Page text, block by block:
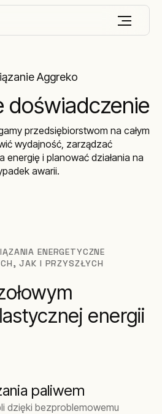
Aggreko
doświadczenie
przedsiębiorstwom na całym
wydajność, zarządzać
energię i planować działania na
awarii.
ENERGETYCZNE
JAK I PRZYSZŁYCH
energii
paliwem
dzięki bezproblemowemu